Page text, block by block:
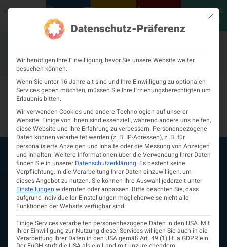
VERANSTALTUNGENPODCASTS NEUROLOGISCH KONTAKT
MEINE
ÖGN
Dr.in Tatjana Pechtl-
Eder
Mit
Datenschutz-Präferenz
Wir benötigen Ihre Einwilligung, bevor Sie unsere Website weiter
besuchen können.
Wenn Sie unter 16 Jahre alt sind und Ihre Einwilligung zu optionalen
Services geben möchten, müssen Sie Ihre Erziehungsberechtigten um
Erlaubnis bitten.
Wir verwenden Cookies und andere Technologien auf unserer
Website. Einige von ihnen sind essenziell, während andere uns helfen,
diese Website und Ihre Erfahrung zu verbessern. Personenbezogene
Daten können verarbeitet werden (z. B. IP-Adressen), z. B. für
personalisierte Anzeigen und Inhalte oder die Messung von Anzeigen
und Inhalten.Weitere Informationen über die Verwendung Ihrer Daten
finden Sie in unserer Datenschutzerklärung. Es besteht keine
Verpflichtung, in die Verarbeitung Ihrer Daten einzuwilligen, um
dieses Angebot zu nutzen.Sie können Ihre Auswahl jederzeit unter
Einstellungen widerrufen oder anpassen. Bitte beachten Sie, dass
aufgrund individueller Einstellungen möglicherweise nicht alle
Funktionen der Website verfügbar sind.
Einige Services verarbeiten personenbezogene Daten in den USA. Mit
Ihrer Einwilligung zur Nutzung dieser Services willigen Sie auch in die
Verarbeitung Ihrer Daten in den USA gemäß Art. 49 (1) lit. a GDPR ein.